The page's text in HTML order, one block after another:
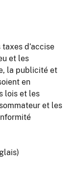
d’accise
et les
la publicité et
en
lois et les
et les